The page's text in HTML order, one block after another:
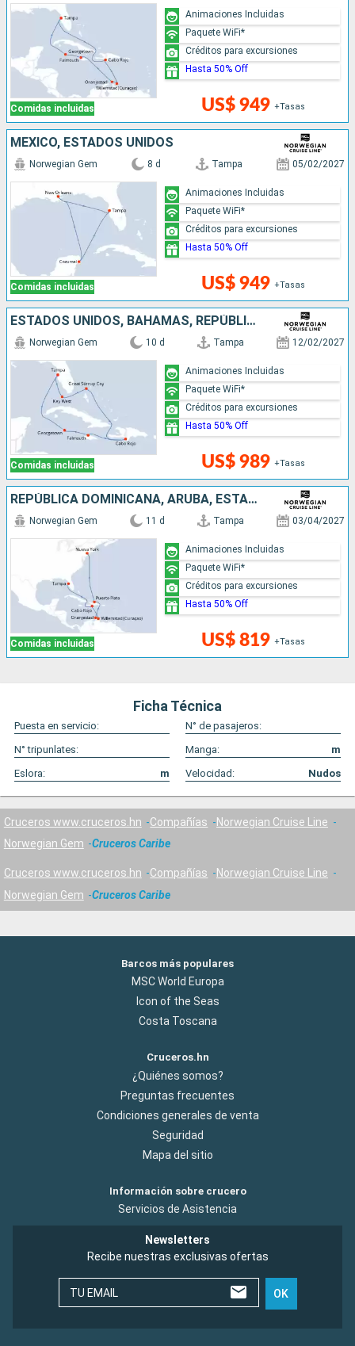
Comidas incluidas US$ 949 +Tasas
Animaciones Incluidas
Paquete WiFi*
Créditos para excursiones
Hasta 50% Off
MÉXICO, ESTADOS UNIDOS
Comidas incluidas
Norwegian Gem 8 d Tampa 05/02/2027
US$ 949 +Tasas
Animaciones Incluidas
Paquete WiFi*
Créditos para excursiones
Hasta 50% Off
ESTADOS UNIDOS, BAHAMAS, REPÚBLICA DOMINICANA, JAMAICA, ISLAS CAIMÁN
Comidas incluidas
Norwegian Gem 10 d Tampa 12/02/2027
US$ 989 +Tasas
Animaciones Incluidas
Paquete WiFi*
Créditos para excursiones
Hasta 50% Off
REPÚBLICA DOMINICANA, ARUBA, ESTADOS UNIDOS
Comidas incluidas
Norwegian Gem 11 d Tampa 03/04/2027
US$ 819 +Tasas
Animaciones Incluidas
Paquete WiFi*
Créditos para excursiones
Hasta 50% Off
Ficha Técnica
Puesta en servicio:
N° de pasajeros:
N° tripunlates:
Manga:
m
Eslora:
m Velocidad: Nudos
Cruceros www.cruceros.hn Compañías
Norwegian Cruise Line
Norwegian Gem
Cruceros Caribe
Cruceros www.cruceros.hn Compañías
Norwegian Cruise Line
Norwegian Gem
Cruceros Caribe
Barcos más populares
MSC World Europa
Icon of the Seas
Costa Toscana
Cruceros.hn
¿Quiénes somos?
Preguntas frecuentes
Condiciones generales de venta
Seguridad
Mapa del sitio
Información sobre crucero
Servicios de Asistencia
Newsletters
Recibe nuestras exclusivas ofertas
TU EMAIL OK